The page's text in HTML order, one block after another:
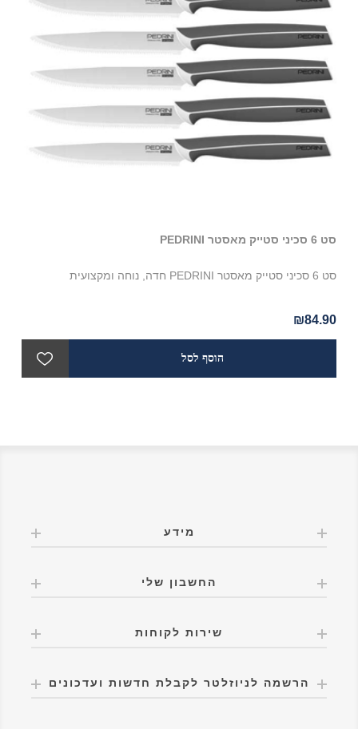
סט 6 סכיני סטייק מאסטר PEDRINI
סט 6 סכיני סטייק מאסטר PEDRINI חדה, נוחה ומקצועית
₪84.90
מידע
החשבון שלי
שירות לקוחות
הרשמה לניוזלטר לקבלת חדשות ועדכונים